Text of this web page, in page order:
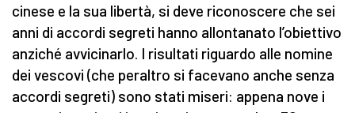
cinese e la sua libertà, si deve riconoscere che sei
anni di accordi segreti hanno allontanato l’obiettivo
anziché avvicinarlo. I risultati riguardo alle nomine
dei vescovi (che peraltro si facevano anche senza
accordi segreti) sono stati miseri: appena nove i